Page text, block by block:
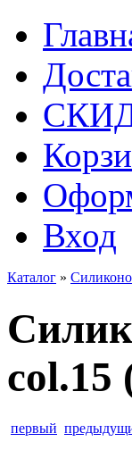
Вход
Каталог »
первый